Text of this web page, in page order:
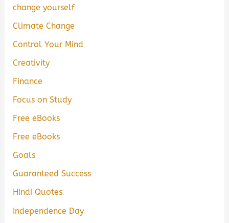
change yourself
Climate Change
Control Your Mind
Creativity
Finance
Focus on Study
Free eBooks
Free eBooks
Goals
Guaranteed Success
Hindi Quotes
Independence Day